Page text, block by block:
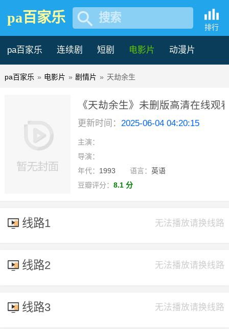
pa百家乐 搜索
排行
pa百家乐 连续剧 短剧 电影片 动漫片
记录片 综艺片
pa百家乐 » 电影片 » 剧情片 » 天劫余生
《天劫余生》未删版高清在线观
更新时间： 2025-06-04 04:20:15
主演：
导演：
年代： 1993 语言： 英语
豆瓣评分： 8.1 分
线路1 无法播放请换线路
线路2 无法播放请换线路
线路3 无法播放请换线路